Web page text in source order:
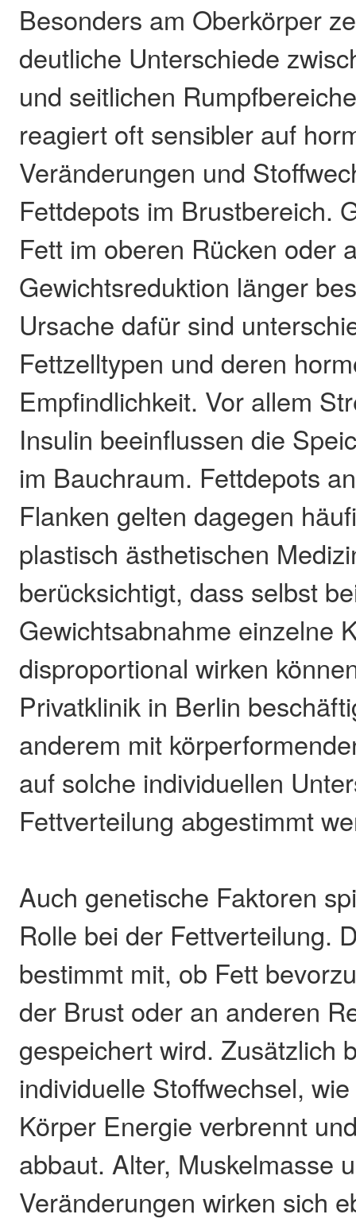
Besonders am Oberkörper
deutliche Unterschiede
und seitlichen
reagiert oft sensibler auf
Veränderungen und
Fettdepots im Brustbereich.
Fett im oberen Rücken oder
Gewichtsreduktion länger
Ursache dafür sind
Fettzelltypen und deren
Empfindlichkeit. Vor allem
Insulin beeinflussen die
im Bauchraum. Fettdepots
Flanken gelten dagegen
plastisch ästhetischen
berücksichtigt, dass selbst
Gewichtsabnahme einzelne
disproportional wirken
Privatklinik in Berlin
anderem mit
auf solche individuellen
Fettverteilung abgestimmt
Auch genetische Faktoren
Rolle bei der Fettverteilung.
bestimmt mit, ob Fett
der Brust oder an anderen
gespeichert wird. Zusätzlich
individuelle Stoffwechsel,
Körper Energie verbrennt
abbaut. Alter, Muskelmasse
Veränderungen wirken sich